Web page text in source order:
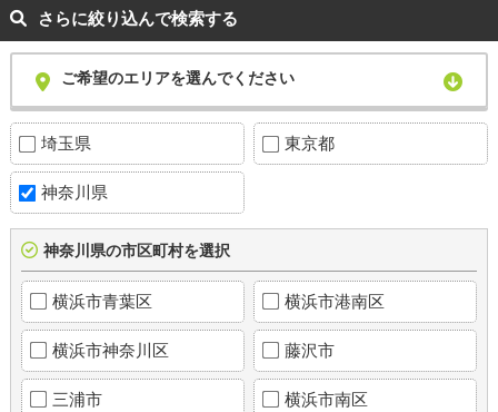
さらに絞り込んで検索する
ご希望のエリアを選んでください
埼玉県 東京都
神奈川県
神奈川県の市区町村を選択
横浜市青葉区 横浜市港南区
横浜市神奈川区 藤沢市
三浦市 横浜市南区